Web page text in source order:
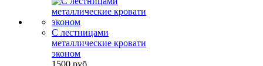
С лестницами
металлические кровати
эконом